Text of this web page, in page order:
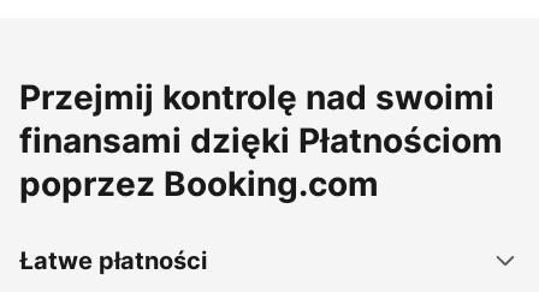
Przejmij kontrolę nad swoimi
finansami dzięki Płatnościom
poprzez Booking.com
Łatwe płatności